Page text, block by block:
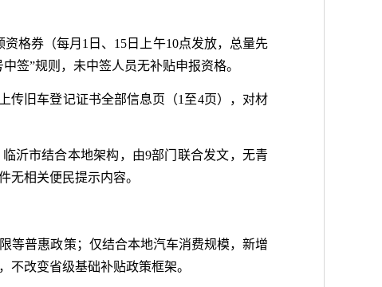
格券（每月1日、15日上午10点发放，总量先
签”规则，未中签人员无补贴申报资格。
传旧车登记证书全部信息页（1至4页），对材
沂市结合本地架构，由9部门联合发文，无青
无相关便民提示内容。
等普惠政策；仅结合本地汽车消费规模，新增
改变省级基础补贴政策框架。